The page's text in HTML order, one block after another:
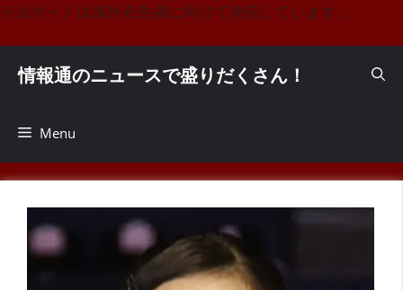
コ
キ
※当サイトは海外在住者に向けて発信しています。
情報通のニュースで盛りだくさん！
Menu